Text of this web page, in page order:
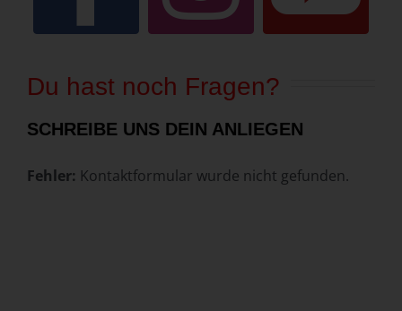
Du hast noch Fragen?
SCHREIBE UNS DEIN ANLIEGEN
Fehler: Kontaktformular wurde nicht gefunden.